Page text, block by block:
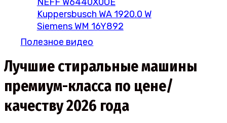
NEFF W6440X0OE
Kuppersbusch WA 1920.0 W
Siemens WM 16Y892
Полезное видео
Лучшие стиральные машины
премиум-класса по цене/
качеству 2026 года